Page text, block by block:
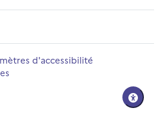
d'accessibilité